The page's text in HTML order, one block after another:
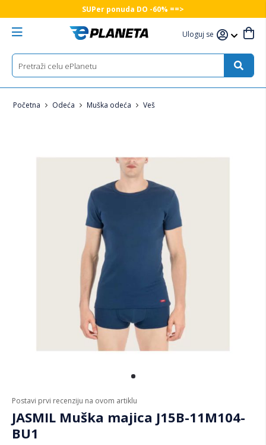
SUPer ponuda DO -60% ==>
Uloguj se
Početna Odeća Muška odeća Veš
Postavi prvi recenziju na ovom artiklu
JASMIL Muška majica J15B-11M104-
BU1